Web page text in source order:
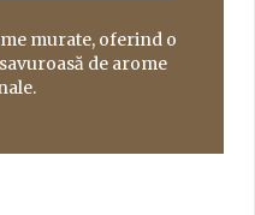
murate, oferind o
de arome